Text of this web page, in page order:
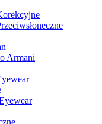
Armani